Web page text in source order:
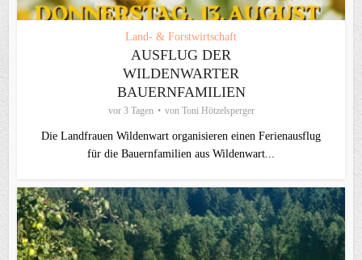
Land- & Forstwirtschaft
AUSFLUG DER
WILDENWARTER
BAUERNFAMILIEN
vor 3 Tagen von Toni Hötzelsperger
Die Landfrauen Wildenwart organisieren einen Ferienausflug
für die Bauernfamilien aus Wildenwart...